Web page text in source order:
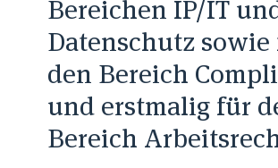
Bereichen IP/IT
Datenschutz
den Bereich
und erstmalig für
Bereich